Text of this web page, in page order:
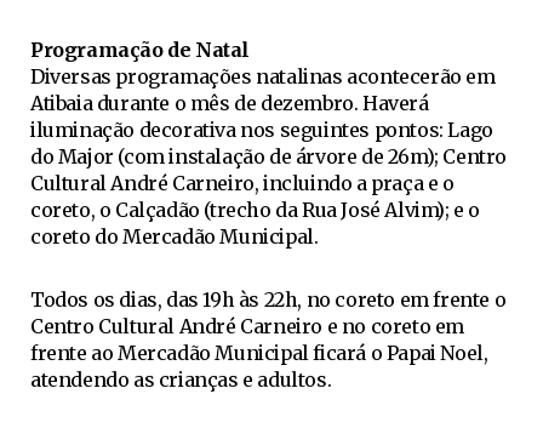
Programação de Natal
Diversas programações natalinas acontecerão em
Atibaia durante o mês de dezembro. Haverá
iluminação decorativa nos seguintes pontos: Lago
do Major (com instalação de árvore de 26m); Centro
Cultural André Carneiro, incluindo a praça e o
coreto, o Calçadão (trecho da Rua José Alvim); e o
coreto do Mercadão Municipal.
Todos os dias, das 19h às 22h, no coreto em frente o
Centro Cultural André Carneiro e no coreto em
frente ao Mercadão Municipal ficará o Papai Noel,
atendendo as crianças e adultos.